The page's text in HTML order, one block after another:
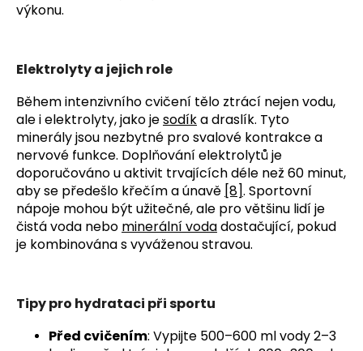
výkonu.
Elektrolyty a jejich role
Během intenzivního cvičení tělo ztrácí nejen vodu,
ale i elektrolyty, jako je sodík a draslík. Tyto
minerály jsou nezbytné pro svalové kontrakce a
nervové funkce. Doplňování elektrolytů je
doporučováno u aktivit trvajících déle než 60 minut,
aby se předešlo křečím a únavě [8]. Sportovní
nápoje mohou být užitečné, ale pro většinu lidí je
čistá voda nebo minerální voda dostačující, pokud
je kombinována s vyváženou stravou.
Tipy pro hydrataci při sportu
Před cvičením: Vypijte 500–600 ml vody 2–3